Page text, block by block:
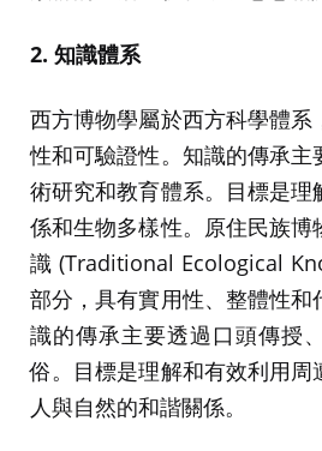
2. 知識體系
西方博物學屬於西方科學體系
性和可驗證性。知識的傳承主
術研究和教育體系。目標是理
係和生物多樣性。原住民族博
識 (Traditional Ecological
部分，具有實用性、整體性和
識的傳承主要透過口頭傳授
俗。目標是理解和有效利用
人與自然的和諧關係。